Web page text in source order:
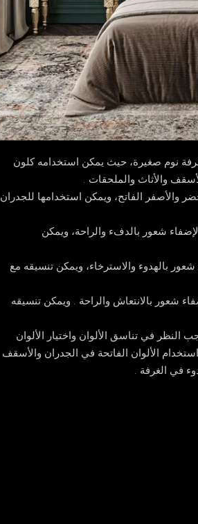
نوم صغيرة، حيث يمكن استخدامه كلون
والأثاث والملحقات .
والأصفر الفاتح، ويمكن استخدامها للجدران
شعور بالدفء والراحة، ويمكن
بالهدوء والاسترخاء، ويمكن تنسيقه مع
شعور بالانتعاش والراحة . ويمكن تنسيقه
في تناسق الألوان واختيار الألوان
الألوان الفاتحة في الجدران والأسقف
في الغرفة .